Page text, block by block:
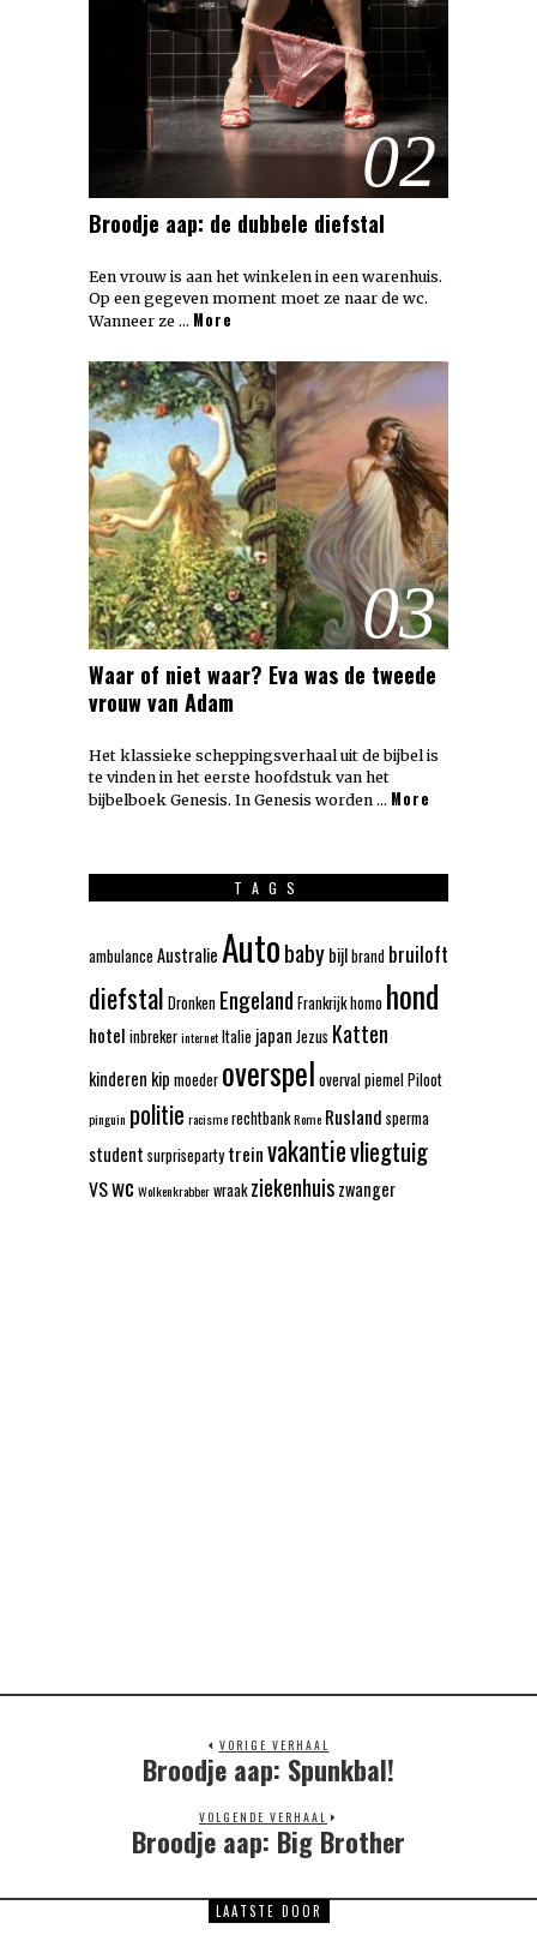
02
Broodje aap: de dubbele diefstal
Een vrouw is aan het winkelen in een warenhuis.
Op een gegeven moment moet ze naar de wc.
Wanneer ze … More
03
Waar of niet waar? Eva was de tweede
vrouw van Adam
Het klassieke scheppingsverhaal uit de bijbel is
te vinden in het eerste hoofdstuk van het
bijbelboek Genesis. In Genesis worden … More
TAGS
ambulance AustralieAutobabybijlbrand bruiloft
diefstal Dronken Engeland Frankrijkhomo hond
hotel inbrekerinternetItalie japan Jezus Katten
kinderen kip moeder overspel overvalpiemelPiloot
pinguin politie racismerechtbankRome Rusland sperma
student surpriseparty treinvakantievliegtuig
VSwc Wolkenkrabberwraak ziekenhuiszwanger
VORIGE VERHAAL
Previous
post:
Broodje aap: Spunkbal!
VOLGENDE VERHAAL
Next
post:
Broodje aap: Big Brother
LAATSTE DOOR